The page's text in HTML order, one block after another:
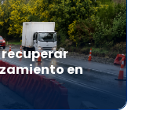
en